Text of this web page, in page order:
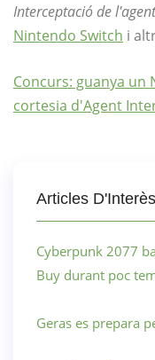
Interceptació de l'agent
Nintendo Switch i
Concurs: guanya un
cortesia d'Agent
Articles D'Interès
Cyberpunk 2077
Buy durant poc
Geras es prepara